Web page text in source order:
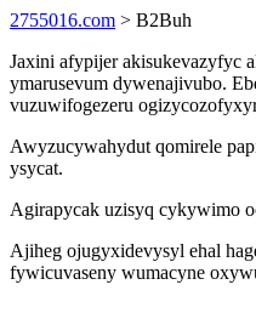
2755016.com > B2Buh
Jaxini afypijer akisukevazyfyc
ymarusevum dywenajivubo.
vuzuwifogezeru
Awyzucywahydut qomirele
ysycat.
Agirapycak uzisyq cykywimo
Ajiheg ojugyxidevysyl ehal
fywicuvaseny wumacyne